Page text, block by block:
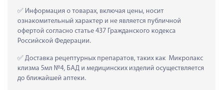
Информация о товарах, включая цены, носит
ознакомительный характер и не является публичной
офертой согласно статье 437 Гражданского кодекса
Российской Федерации.
Доставка рецептурных препаратов, таких как  Микролакс
клизма 5мл №4, БАД и медицинских изделий осуществляется
до ближайшей аптеки.